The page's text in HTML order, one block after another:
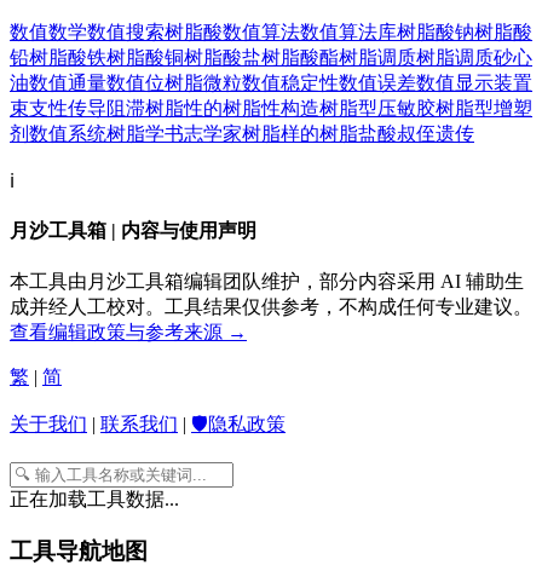
数值数学数值搜索树脂酸数值算法数值算法库树脂酸钠树脂酸
铅树脂酸铁树脂酸铜树脂酸盐树脂酸酯树脂调质树脂调质砂心
油数值通量数值位树脂微粒数值稳定性数值误差数值显示装置
束支性传导阻滞树脂性的树脂性构造树脂型压敏胶树脂型增塑
剂 数值系统树脂学书志学家树脂样的树脂盐酸叔侄遗传
ℹ️
月沙工具箱 | 内容与使用声明
本工具由月沙工具箱编辑团队维护，部分内容采用 AI 辅助生
成并经人工校对。工具结果仅供参考，不构成任何专业建议。
查看编辑政策与参考来源 →
繁 | 简
关于我们 | 联系我们 | 🛡️隐私政策
正在加载工具数据...
工具导航地图